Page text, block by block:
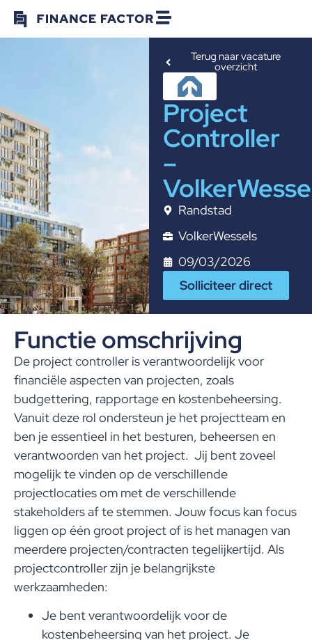
Terug naar vacature
overzicht
Project
Controller
–
Randstad
VolkerWessels
09/03/2026
Solliciteer direct
Functie omschrijving
De project controller is verantwoordelijk voor
financiële aspecten van projecten, zoals
budgettering, rapportage en kostenbeheersing.
Vanuit deze rol ondersteun je het projectteam en
ben jeessentieel in het besturen, beheersen en
verantwoorden van het project. Jij bent zoveel
mogelijk te vinden op de verschillende
projectlocaties om met de verschillende
stakeholders af te stemmen. Jouw focus kan focus
liggen op één groot project of is het managen van
meerdere projecten/contracten tegelijkertijd. Als
projectcontroller zijn je belangrijkste
werkzaamheden:
Je bent verantwoordelijk voor de
kostenbeheersing van het project. Je